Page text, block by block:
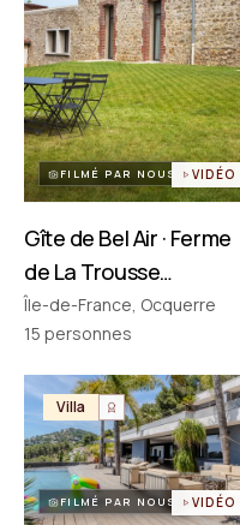
OUTILS GRATUITS
Simulateurs & scrapers —
PARTENAIRES
Réseau choisi un par un
FILMÉ PAR NOUS VIDÉO
Gîte de Bel Air · Ferme
de La Trousse
(Ocquerre)
Île-de-France, Ocquerre
15 personnes
Villa
FILMÉ PAR NOUS VIDÉO